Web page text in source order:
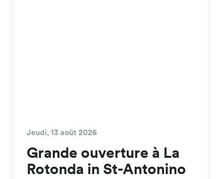
Jeudi, 13 août 2026
Grande ouverture à La
Rotonda in St-Antonino